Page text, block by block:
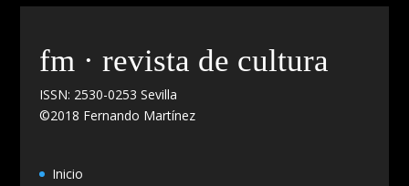
fm · revista de cultura
ISSN: 2530-0253 Sevilla
©2018 Fernando Martínez
Inicio